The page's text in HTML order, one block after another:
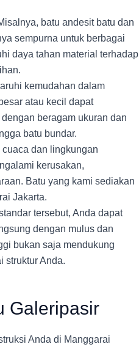
batu andesit batu dan
sempurna untuk berbagai
daya tahan material terhadap
kemudahan dalam
atau kecil dapat
beragam ukuran dan
batu bundar.
dan lingkungan
kerusakan,
Batu yang kami sediakan
Jakarta.
tersebut, Anda dapat
dengan mulus dan
bukan saja mendukung
struktur Anda.
Galeripasir
Anda di Manggarai